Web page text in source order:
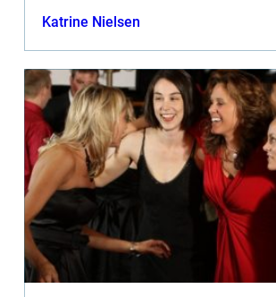
Katrine Nielsen